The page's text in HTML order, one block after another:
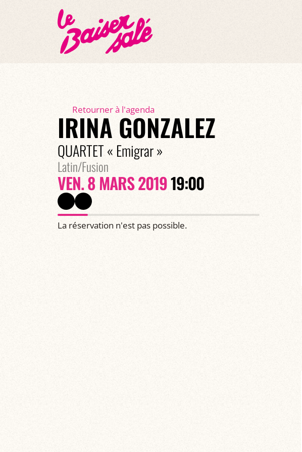
Retourner à l'agenda
IRINA GONZALEZ
QUARTET « Emigrar »
Latin/Fusion
VEN. 8 MARS 201919:00
La réservation n'est pas possible.